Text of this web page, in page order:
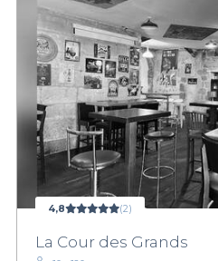
4,8 (2)
La Cour des Grands